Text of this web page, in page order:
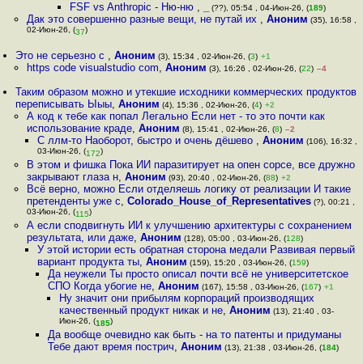
FSF vs Anthropic - Ню-ню , (??), 05:54 , 04-Июн-26, (189)
Дак это совершенно разные вещи, не путай их , Аноним (35), 16:58 ,
02-Июн-26, (37)
Это не серьезно с ,Аноним (3), 15:34 , 02-Июн-26, (3) +1
https code visualstudio com, Аноним (3), 16:26 , 02-Июн-26, (22) –4
Таким образом можно и утекшие исходники коммерческих продуктов
переписывать Ыыы,Аноним (4), 15:36 , 02-Июн-26, (4) +2
А код к тебе как попал Легально Если нет - то это почти как
использование краде, Аноним (8), 15:41 , 02-Июн-26, (8) –2
С ллм-то Наоборот, быстро и очень дёшево , Аноним (106), 16:32 ,
03-Июн-26, (172)
В этом и фишка Пока ИИ паразитирует на опен сорсе, все дружно
закрывают глаза н, Аноним (93), 20:40 , 02-Июн-26, (88) +2
Всё верно, можно Если отделяешь логику от реализации И такие
претенденты уже с, Colorado_House_of_Representatives(?), 00:21 ,
03-Июн-26, (115)
А если сподвигнуть ИИ к улучшению архитектуры с сохранением
результата, или даже, Аноним (128), 05:00 , 03-Июн-26, (128)
У этой истории есть обратная сторона медали Развивая первый
вариант продукта ты, Аноним (159), 15:20 , 03-Июн-26, (159)
Да неужели Ты просто описал почти всё не университетское
СПО Когда убогие не,Аноним (167), 15:58 , 03-Июн-26, (167) +1
Ну значит они прибылям корпораций производящих
качественный продукт никак и не, Аноним (13), 21:40 , 03-
Июн-26, (185)
Да вообще очевидно как быть - на то патенты и придуманы
Тебе дают время пострич,Аноним (13), 21:38 , 03-Июн-26, (184)